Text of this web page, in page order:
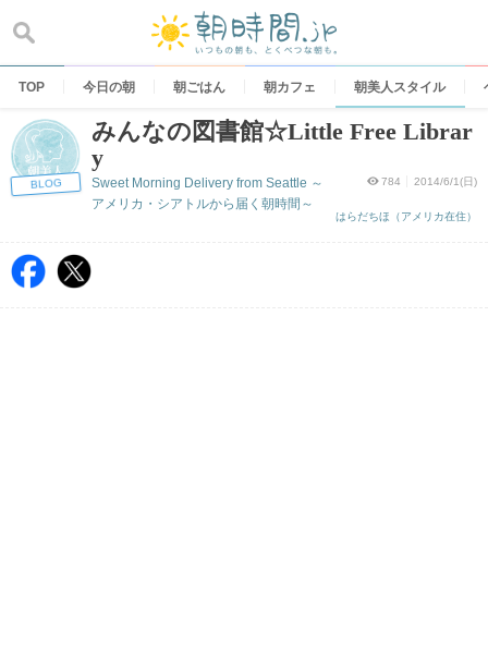
content
TOP 今日の朝 朝ごはん 朝カフェ 朝美人スタイル
BLOG
みんなの図書館☆Little Free Librar
y
784 2014/6/1(日)
はらだちほ（アメリカ在住）
Sweet Morning Delivery from Seattle ～
アメリカ・シアトルから届く朝時間～